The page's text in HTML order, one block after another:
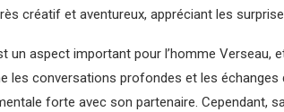
créatif et aventureux, appréciant les
un aspect important pour l’homme
les conversations profondes et les échanges
forte avec son partenaire. Cependant,